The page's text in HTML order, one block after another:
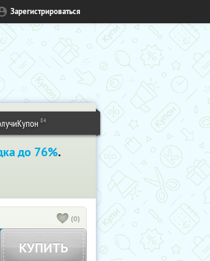
Зарегистрироваться
84
до 76%.
(0)
КУПИТЬ